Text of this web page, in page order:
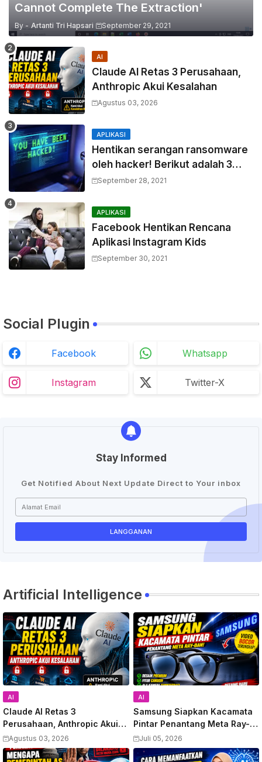
Cannot Complete The Extraction'
By - Artanti Tri Hapsari September 29, 2021
AI
Claude AI Retas 3 Perusahaan,
Anthropic Akui Kesalahan
Agustus 03, 2026
APLIKASI
Hentikan serangan ransomware
oleh hacker! Berikut adalah 3
cara melakukannya
September 28, 2021
APLIKASI
Facebook Hentikan Rencana
Aplikasi Instagram Kids
September 30, 2021
Social Plugin
Facebook Whatsapp
Instagram Twitter-X
Stay Informed
Get Notified About Next Update Direct to Your inbox
Artificial Intelligence
AI
Claude AI Retas 3
Perusahaan, Anthropic Akui
Kesalahan
Agustus 03, 2026
AI
Samsung Siapkan Kacamata
Pintar Penantang Meta Ray-
Ban, Video Bocor Terungkap
Juli 05, 2026